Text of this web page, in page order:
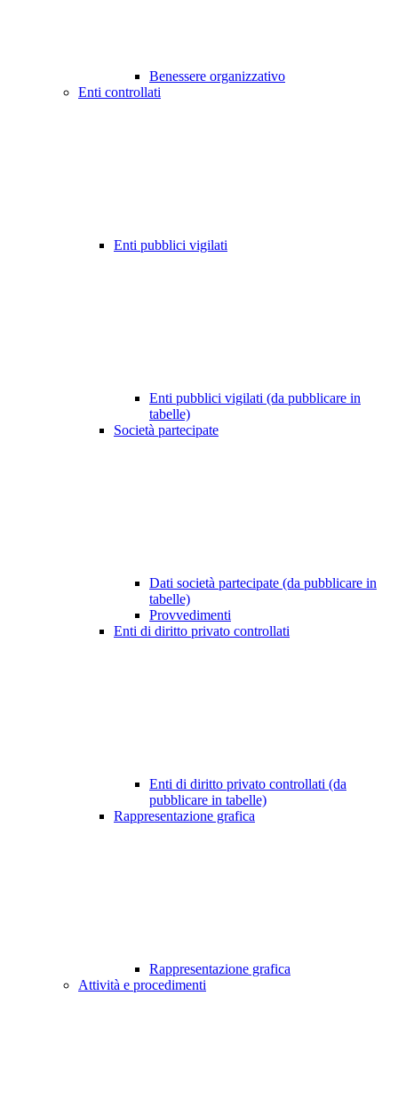
Benessere organizzativo
Enti controllati
Enti pubblici vigilati
Enti pubblici vigilati (da pubblicare in
tabelle)
Società partecipate
Dati società partecipate (da pubblicare in
tabelle)
Provvedimenti
Enti di diritto privato controllati
Enti di diritto privato controllati (da
pubblicare in tabelle)
Rappresentazione grafica
Rappresentazione grafica
Attività e procedimenti